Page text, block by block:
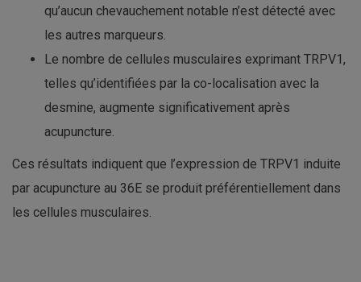
qu’aucun chevauchement notable n’est détecté avec
les autres marqueurs.
Le nombre de cellules musculaires exprimant TRPV1,
telles qu’identifiées par la co-localisation avec la
desmine, augmente significativement après
acupuncture.
Ces résultats indiquent que l’expression de TRPV1 induite
par acupuncture au 36E se produit préférentiellement dans
les cellules musculaires.